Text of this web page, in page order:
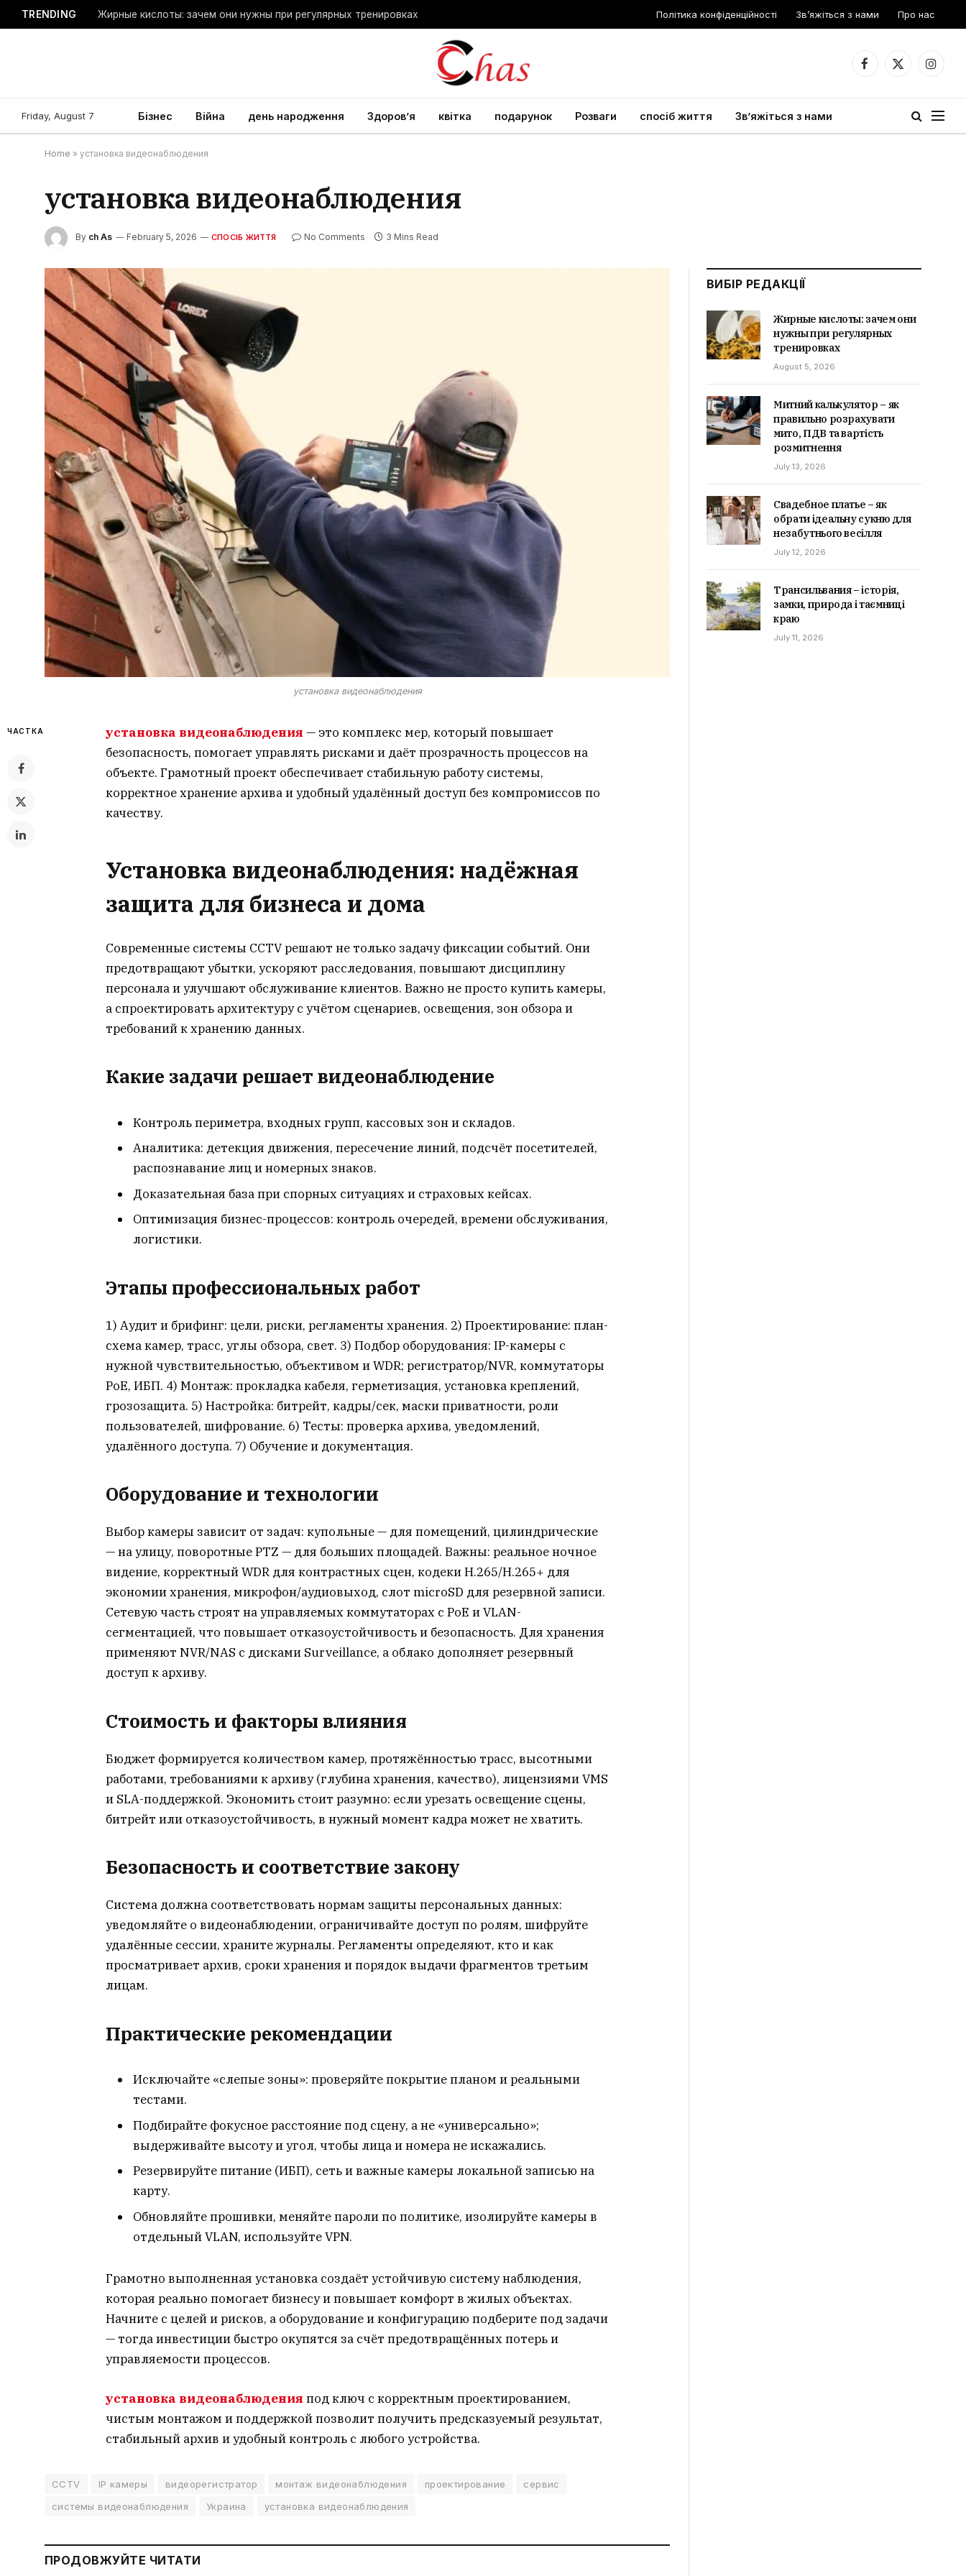
TRENDING Жирные кислоты: зачем они нужны при регулярных тренировках Політика конфіденційності Зв’яжіться з нами Про нас
Facebook
X
Friday, August 7 Бізнес Війна день народження Здоров’я квітка подарунок Розваги спосіб життя Зв’яжіться з нами
Home » установка видеонаблюдения
установка видеонаблюдения
By ch As February 5, 2026 СПОСІБ ЖИТТЯ No Comments 3 Mins Read
установка видеонаблюдения
ЧАСТКА установка видеонаблюдения — это комплекс мер, который повышает
безопасность, помогает управлять рисками и даёт прозрачность процессов на
объекте. Грамотный проект обеспечивает стабильную работу системы,
корректное хранение архива и удобный удалённый доступ без компромиссов по
качеству.
Установка видеонаблюдения: надёжная
защита для бизнеса и дома
Современные системы CCTV решают не только задачу фиксации событий. Они
предотвращают убытки, ускоряют расследования, повышают дисциплину
персонала и улучшают обслуживание клиентов. Важно не просто купить камеры,
а спроектировать архитектуру с учётом сценариев, освещения, зон обзора и
требований к хранению данных.
Какие задачи решает видеонаблюдение
Контроль периметра, входных групп, кассовых зон и складов.
Аналитика: детекция движения, пересечение линий, подсчёт посетителей,
распознавание лиц и номерных знаков.
Доказательная база при спорных ситуациях и страховых кейсах.
Оптимизация бизнес-процессов: контроль очередей, времени обслуживания,
логистики.
Этапы профессиональных работ
1) Аудит и брифинг: цели, риски, регламенты хранения. 2) Проектирование: план-
схема камер, трасс, углы обзора, свет. 3) Подбор оборудования: IP-камеры с
нужной чувствительностью, объективом и WDR; регистратор/NVR, коммутаторы
PoE, ИБП. 4) Монтаж: прокладка кабеля, герметизация, установка креплений,
грозозащита. 5) Настройка: битрейт, кадры/сек, маски приватности, роли
пользователей, шифрование. 6) Тесты: проверка архива, уведомлений,
удалённого доступа. 7) Обучение и документация.
Оборудование и технологии
Выбор камеры зависит от задач: купольные — для помещений, цилиндрические
— на улицу, поворотные PTZ — для больших площадей. Важны: реальное ночное
видение, корректный WDR для контрастных сцен, кодеки H.265/H.265+ для
экономии хранения, микрофон/аудиовыход, слот microSD для резервной записи.
Сетевую часть строят на управляемых коммутаторах с PoE и VLAN-
сегментацией, что повышает отказоустойчивость и безопасность. Для хранения
применяют NVR/NAS с дисками Surveillance, а облако дополняет резервный
доступ к архиву.
Стоимость и факторы влияния
Бюджет формируется количеством камер, протяжённостью трасс, высотными
работами, требованиями к архиву (глубина хранения, качество), лицензиями VMS
и SLA-поддержкой. Экономить стоит разумно: если урезать освещение сцены,
битрейт или отказоустойчивость, в нужный момент кадра может не хватить.
Безопасность и соответствие закону
Система должна соответствовать нормам защиты персональных данных:
уведомляйте о видеонаблюдении, ограничивайте доступ по ролям, шифруйте
удалённые сессии, храните журналы. Регламенты определяют, кто и как
просматривает архив, сроки хранения и порядок выдачи фрагментов третьим
лицам.
Практические рекомендации
Исключайте «слепые зоны»: проверяйте покрытие планом и реальными
тестами.
Подбирайте фокусное расстояние под сцену, а не «универсально»;
выдерживайте высоту и угол, чтобы лица и номера не искажались.
Резервируйте питание (ИБП), сеть и важные камеры локальной записью на
карту.
Обновляйте прошивки, меняйте пароли по политике, изолируйте камеры в
отдельный VLAN, используйте VPN.
Грамотно выполненная установка создаёт устойчивую систему наблюдения,
которая реально помогает бизнесу и повышает комфорт в жилых объектах.
Начните с целей и рисков, а оборудование и конфигурацию подберите под задачи
— тогда инвестиции быстро окупятся за счёт предотвращённых потерь и
управляемости процессов.
установка видеонаблюдения под ключ с корректным проектированием,
чистым монтажом и поддержкой позволит получить предсказуемый результат,
стабильный архив и удобный контроль с любого устройства.
CCTV IP камеры видеорегистратор монтаж видеонаблюдения проектирование
сервис
системы видеонаблюдения
Украина установка видеонаблюдения
ПРОДОВЖУЙТЕ ЧИТАТИ
ВИБІР РЕДАКЦІЇ
Жирные кислоты: зачем они
нужны при регулярных
тренировках
August 5, 2026
Митний калькулятор – як
правильно розрахувати
мито, ПДВ та вартість
розмитнення
July 13, 2026
Свадебное платье – як
обрати ідеальну сукню для
незабутнього весілля
July 12, 2026
Трансильвания – історія,
замки, природа і таємниці
краю
July 11, 2026